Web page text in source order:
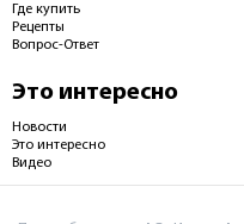
Где купить
Рецепты
Вопрос-Ответ
Это интересно
Новости
Это интересно
Видео